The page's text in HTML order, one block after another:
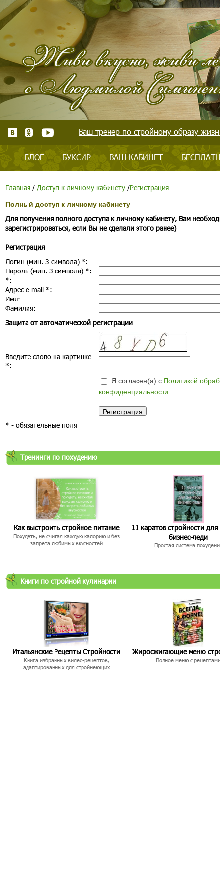
Ваш тренер по стройному образу
БЛОГ БУКСИР ВАШ КАБИНЕТ
Главная / Доступ к личному кабинету /Регистрация
Полный доступ к личному кабинету
Для получения полного доступа к личному кабинету, Вам
зарегистрироваться, если Вы не сделали этого ранее)
Регистрация
Логин (мин. 3 символа) *:
Пароль (мин. 3 символа) *:
*:
Адрес e-mail *:
Имя:
Фамилия:
Защита от автоматической регистрации
Введите слово на картинке
*:
Я согласен(а) с Политикой
конфиденциальности
* - обязательные поля
Тренинги по похудению
Как выстроить стройное питание
Похудеть, не считая каждую калорию и без
запрета любимых вкусностей
11 каратов стройности для
бизнес-леди
Простая система
Книги по стройной кулинарии
Итальянские Рецепты Стройности
Книга избранных видео-рецептов,
адаптированных для стройнеющих
Жиросжигающие меню
Полное меню с рецептами